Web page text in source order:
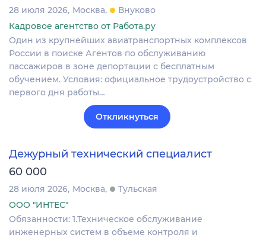
28 июля 2026 Москва
Внуково
Кадровое агентство от Работа.ру
Один из крупнейших авиатранспортных комплексов
России в поиске Агентов по обслуживанию
пассажиров в зоне депортации с бесплатным
обучением. Условия: официальное трудоустройство с
первого дня работы…
Откликнуться
Дежурный технический специалист
60 000
28 июля 2026 Москва
Тульская
ООО "ИНТЕС"
Обязанности: 1.Техническое обслуживание
инженерных систем в объеме контроля и